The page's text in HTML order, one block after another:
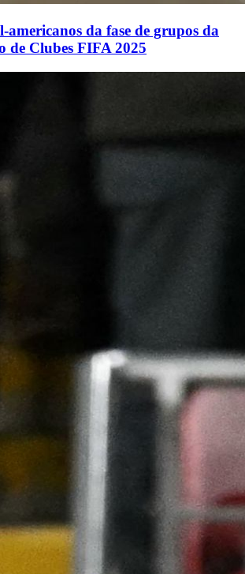
americanos da fase de grupos da
de Clubes FIFA 2025